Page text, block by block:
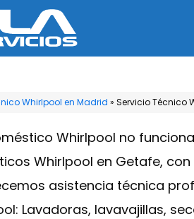
Whirlpool en Madrid » Servicio Técnico
Whirlpool no
Whirlpool en Getafe,
asistencia técnica
Lavadoras, lavavajillas,